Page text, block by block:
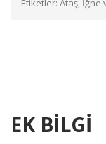
EK BILGI